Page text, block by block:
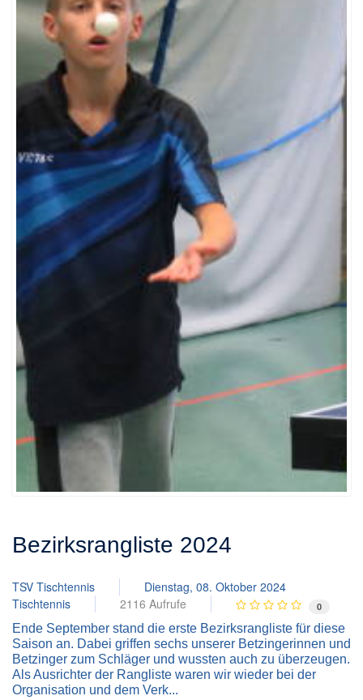
Bezirksrangliste 2024
TSV Tischtennis
Dienstag, 08. Oktober 2024
Tischtennis
2116 Aufrufe 0
Ende September stand die erste Bezirksrangliste für diese
Saison an. Dabei griffen sechs unserer Betzingerinnen und
Betzinger zum Schläger und wussten auch zu überzeugen.
Als Ausrichter der Rangliste waren wir wieder bei der
Organisation und dem Verk...